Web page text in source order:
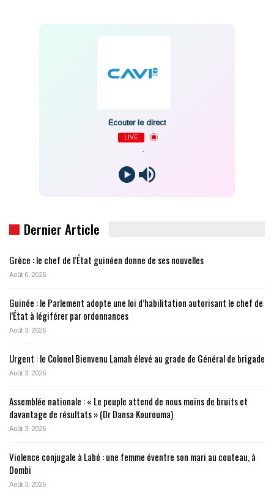
Écouter le direct
LIVE
Dernier Article
Grèce : le chef de l’État guinéen donne de ses nouvelles
Août 6, 2026
Guinée : le Parlement adopte une loi d’habilitation autorisant le chef de
l’État à légiférer par ordonnances
Août 3, 2026
Urgent : le Colonel Bienvenu Lamah élevé au grade de Général de brigade
Août 3, 2026
Assemblée nationale : « Le peuple attend de nous moins de bruits et
davantage de résultats » (Dr Dansa Kourouma)
Août 3, 2026
Violence conjugale à Labé : une femme éventre son mari au couteau, à
Dombi
Août 3, 2026